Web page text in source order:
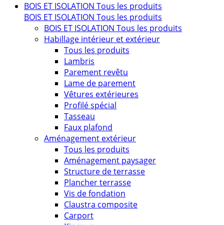
BOIS ET ISOLATION Tous les produits
BOIS ET ISOLATION Tous les produits
BOIS ET ISOLATION Tous les produits
Habillage intérieur et extérieur
Tous les produits
Lambris
Parement revêtu
Lame de parement
Vêtures extérieures
Profilé spécial
Tasseau
Faux plafond
Aménagement extérieur
Tous les produits
Aménagement paysager
Structure de terrasse
Plancher terrasse
Vis de fondation
Claustra composite
Carport